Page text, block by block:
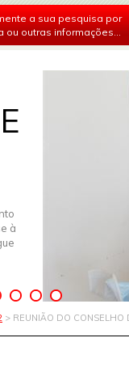
a sua pesquisa por
ou outras informações...
à
> REUNIÃO DO